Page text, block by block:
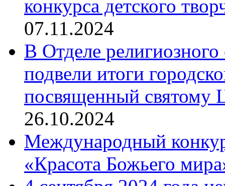
конкурса детского
07.11.2024
В Отделе религиозного
подвели итоги
посвященный святому
26.10.2024
Международный
«Красота Божьего